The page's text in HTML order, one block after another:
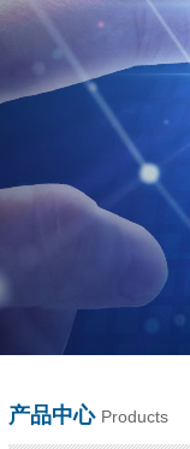
产品中心 Products